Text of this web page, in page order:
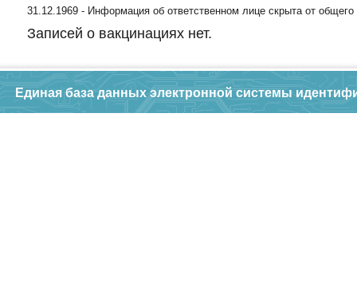
31.12.1969 - Информация об ответственном лице скрыта от общего
Записей о вакцинациях нет.
Единая база данных электронной системы